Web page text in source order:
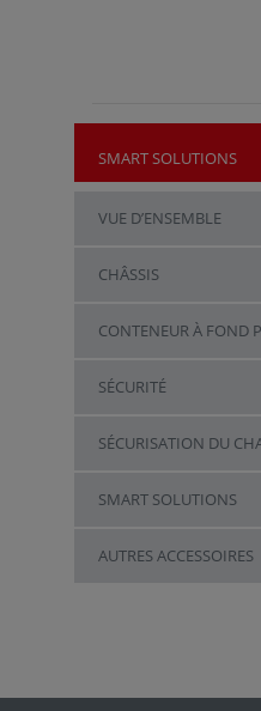
SMART SOLUTIONS
VUE D’ENSEMBLE
CHÂSSIS
CONTENEUR À FOND
SÉCURITÉ
SÉCURISATION DU
SMART SOLUTIONS
AUTRES ACCESSOIRES